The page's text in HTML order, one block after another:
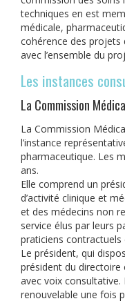
techniques en est
médicale,
cohérence des
avec l’ensemble du
Les instances
La Commission
La Commission
l’instance
pharmaceutique. Les
ans.
Elle comprend un
d’activité clinique et
et des médecins non
service élus par leurs
praticiens
Le président, qui
président du directoire
avec voix
renouvelable une fois